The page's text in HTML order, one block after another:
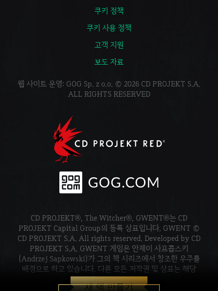
새 덱 만들기
쿠키 정책
쿠키 사용 정책
고객 지원
보도 자료
웹 사이트 운영: GOG Sp. z o.o. © 2026 CD PROJEKT S.A.
ALL RIGHTS RESERVED
CD PROJEKT®, The Witcher®, GWENT®는 CD
PROJEKT Capital Group의 등록 상표입니다. GWENT ©
CD PROJEKT S.A. All rights reserved. Developed by CD
PROJEKT S.A. GWENT 게임은 안제이 사프콥스키
(Andrzej Sapkowski)가 그의 책 시리즈에서 창조한 우주를
배경으로 하고 있습니다. 다른 모든 저작권 및 상표는 해당
소유주의 재산입니다.